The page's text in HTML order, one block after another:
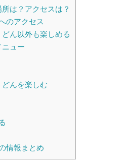
は？アクセスは？
のアクセス
どん以外も楽しめる
ニュー
どんを楽しむ
情報まとめ